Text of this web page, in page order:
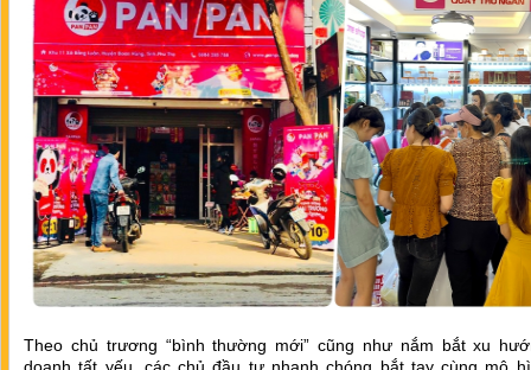
Theo chủ trương “bình thường mới” cũng như nắm bắt xu